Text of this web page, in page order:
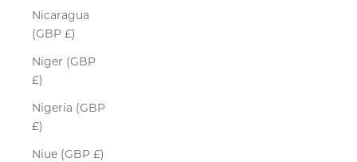
Nicaragua
(GBP £)
Niger (GBP
£)
Nigeria (GBP
£)
Niue (GBP £)